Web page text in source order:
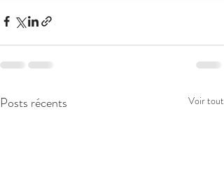
Posts récents Voir tout